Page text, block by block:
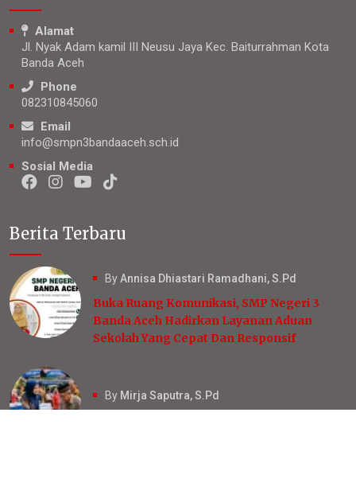
Alamat
Jl. Nyak Adam kamil III Neusu Jaya Kec. Baiturrahman Kota
Banda Aceh
Phone
082310845060
Email
info@smpn3bandaaceh.sch.id
Sosial Media
Berita Terbaru
ByAnnisa Dhiastari Ramadhani, S.Pd
Buka Ruang Komunikasi, SMP Negeri 3
Banda Aceh Hadirkan Layanan Aduan
Sekolah Yang Cepat Dan Responsif
By Mirja Saputra, S.Pd